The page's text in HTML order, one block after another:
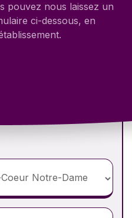
pouvez nous laissez un
ci-dessous, en